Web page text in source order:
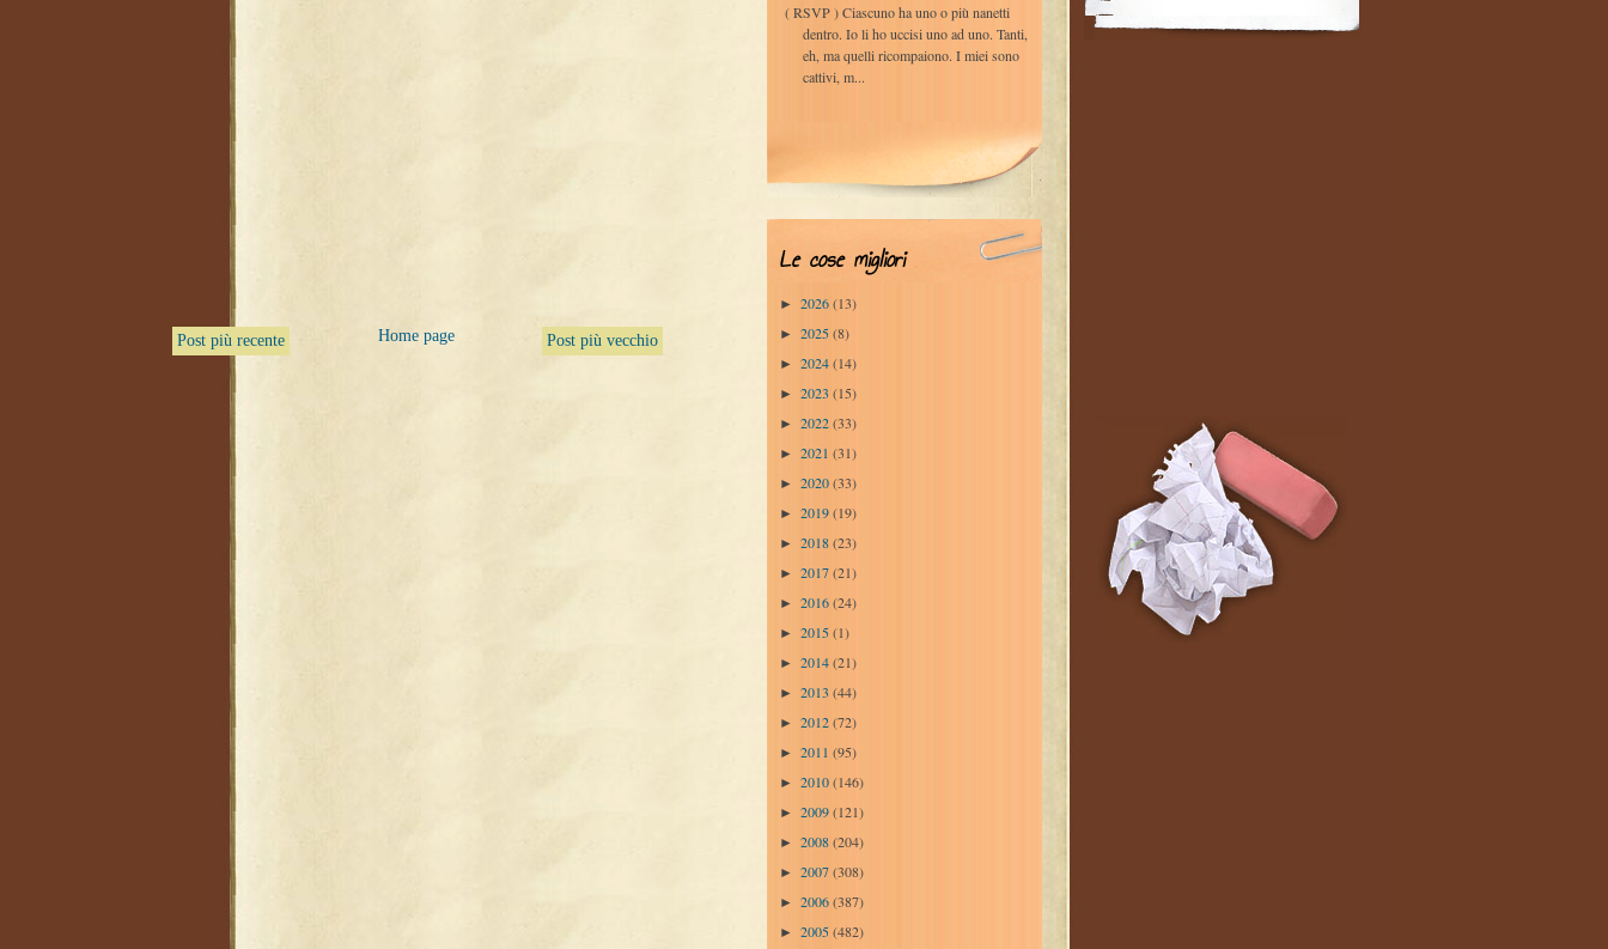
Post più recente Post più vecchio
Home page
( RSVP ) Ciascuno ha uno o più nanetti
dentro. Io li ho uccisi uno ad uno. Tanti,
eh, ma quelli ricompaiono. I miei sono
cattivi, m...
Le cose migliori
► 2026(13)
► 2025(8)
► 2024(14)
► 2023 (15)
► 2022(33)
► 2021 (31)
► 2020(33)
► 2019(19)
► 2018(23)
► 2017(21)
► 2016(24)
► 2015(1)
► 2014(21)
► 2013 (44)
► 2012(72)
► 2011 (95)
► 2010(146)
► 2009(121)
► 2008(204)
► 2007(308)
► 2006(387)
► 2005(482)